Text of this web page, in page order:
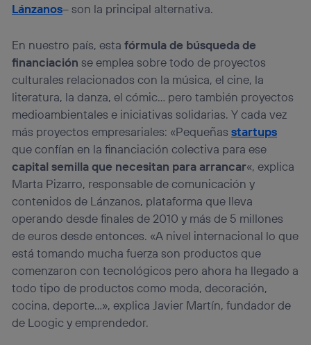
Lánzanos– son la principal alternativa.
En nuestro país, esta fórmula de búsqueda de
financiación se emplea sobre todo de proyectos
culturales relacionados con la música, el cine, la
literatura, la danza, el cómic… pero también proyectos
medioambientales e iniciativas solidarias. Y cada vez
más proyectos empresariales: «Pequeñasstartups
que confían en la financiación colectiva para ese
capital semilla que necesitan para arrancar«, explica
Marta Pizarro, responsable de comunicación y
contenidos de Lánzanos, plataforma que lleva
operando desde finales de 2010 y más de 5 millones
de euros desde entonces. «A nivel internacional lo que
está tomando mucha fuerza son productos que
comenzaron con tecnológicos pero ahora ha llegado a
todo tipo de productos como moda, decoración,
cocina, deporte…», explica Javier Martín, fundador de
de Loogic y emprendedor.